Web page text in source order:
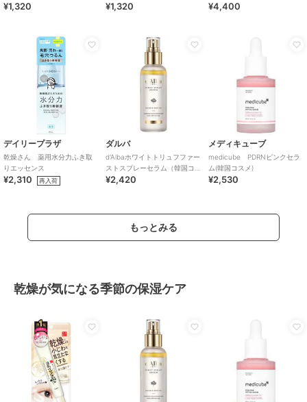
¥1,320 ¥1,320 ¥4,400
デイリープラザ
乾燥さん 薬用水分力ふき取
りエッセンス
¥2,310 再入荷
ダルバ
d'Albaホワイトトリュフファー
ストスプレーセラム（韓国コ
スメ）
¥2,420
メディキューブ
medicube PDRNピンクセラ
ム(韓国コスメ)
¥2,530
もっとみる
乾燥が気になる季節の保湿ケア